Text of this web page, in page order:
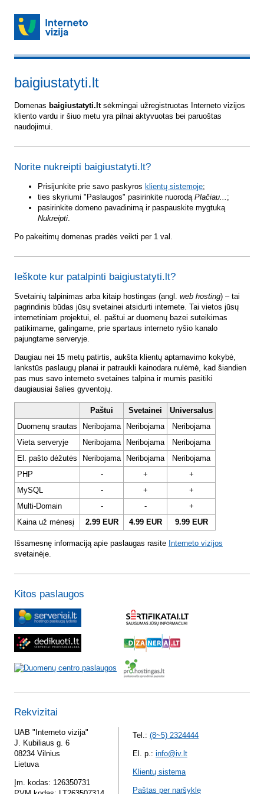
baigiustatyti.lt
Domenas baigiustatyti.ltsėkmingai užregistruotas Interneto vizijos
kliento vardu ir šiuo metu yra pilnai aktyvuotas bei paruoštas
naudojimui.
Norite nukreipti baigiustatyti.lt?
Prisijunkite prie savo paskyros klientų sistemoje;
ties skyriumi "Paslaugos" pasirinkite nuorodą Plačiau... ;
pasirinkite domeno pavadinimą ir paspauskite mygtuką
Nukreipti.
Po pakeitimų domenas pradės veikti per 1 val.
Ieškote kur patalpinti baigiustatyti.lt?
Svetainių talpinimas arba kitaip hostingas (angl. web hosting) – tai
pagrindinis būdas jūsų svetainei atsidurti internete. Tai vietos jūsų
internetiniam projektui, el. paštui ar duomenų bazei suteikimas
patikimame, galingame, prie spartaus interneto ryšio kanalo
pajungtame serveryje.
Daugiau nei 15 metų patirtis, aukšta klientų aptarnavimo kokybė,
lankstūs paslaugų planai ir patraukli kainodara nulėmė, kad šiandien
pas mus savo interneto svetaines talpina ir mumis pasitiki
daugiausiai šalies gyventojų.
Paštui Svetainei
Universalus
Duomenų srautas
Neribojama Neribojama
Neribojama
Vieta serveryje
Neribojama Neribojama
Neribojama
El. pašto dėžutės
Neribojama Neribojama
Neribojama
PHP
- +
+
MySQL
- +
+
Multi-Domain
- -
+
Kaina už mėnesį
2.99 EUR 4.99 EUR 9.99 EUR
Išsamesnę informaciją apie paslaugas rasite Interneto vizijos
svetainėje.
Kitos paslaugos
Rekvizitai
UAB "Interneto vizija"
J. Kubiliaus g. 6
08234 Vilnius
Lietuva
Įm. kodas: 126350731
Tel.: (8~5) 2324444
El. p.: info@iv.lt
Klientų sistema
Paštas per naršyklę